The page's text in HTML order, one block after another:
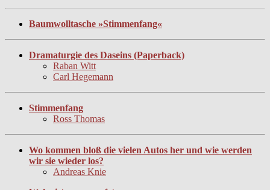
Baumwolltasche »Stimmenfang«
Dramaturgie des Daseins (Paperback)
Raban Witt
Carl Hegemann
Stimmenfang
Ross Thomas
Wo kommen bloß die vielen Autos her und wie werden
wir sie wieder los?
Andreas Knie